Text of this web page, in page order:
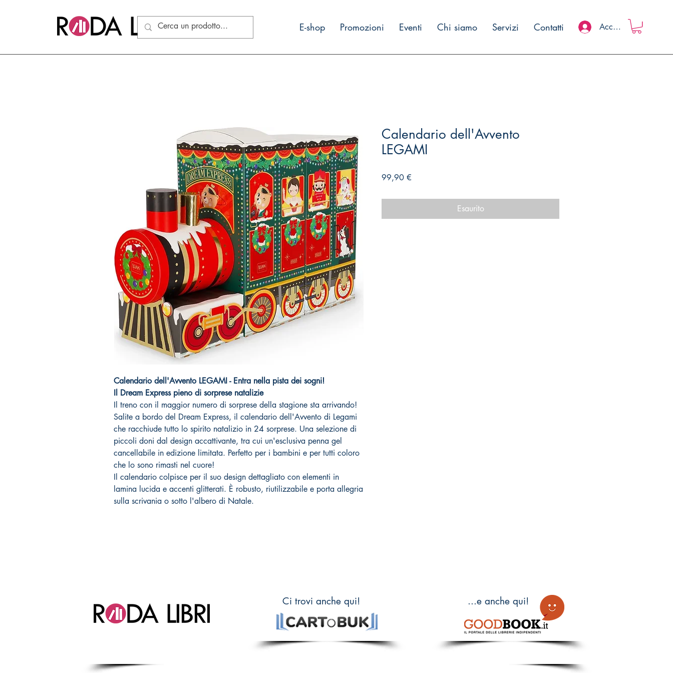
E-shop Promozioni Eventi Chi siamo Servizi Contatti Accedi
Calendario dell'Avvento LEGAMI - Entra nella pista dei sogni!
Il Dream Express pieno di sorprese natalizie
Il treno con il maggior numero di sorprese della stagione sta arrivando!
Salite a bordo del Dream Express, il calendario dell'Avvento di Legami
che racchiude tutto lo spirito natalizio in 24 sorprese. Una selezione di
piccoli doni dal design accattivante, tra cui un'esclusiva penna gel
cancellabile in edizione limitata. Perfetto per i bambini e per tutti coloro
che lo sono rimasti nel cuore!
Il calendario colpisce per il suo design dettagliato con elementi in
lamina lucida e accenti glitterati. È robusto, riutilizzabile e porta allegria
sulla scrivania o sotto l'albero di Natale.
Calendario dell'Avvento
LEGAMI
99,90 €Prezzo
Esaurito
Ci trovi anche qui! ...e anche qui!